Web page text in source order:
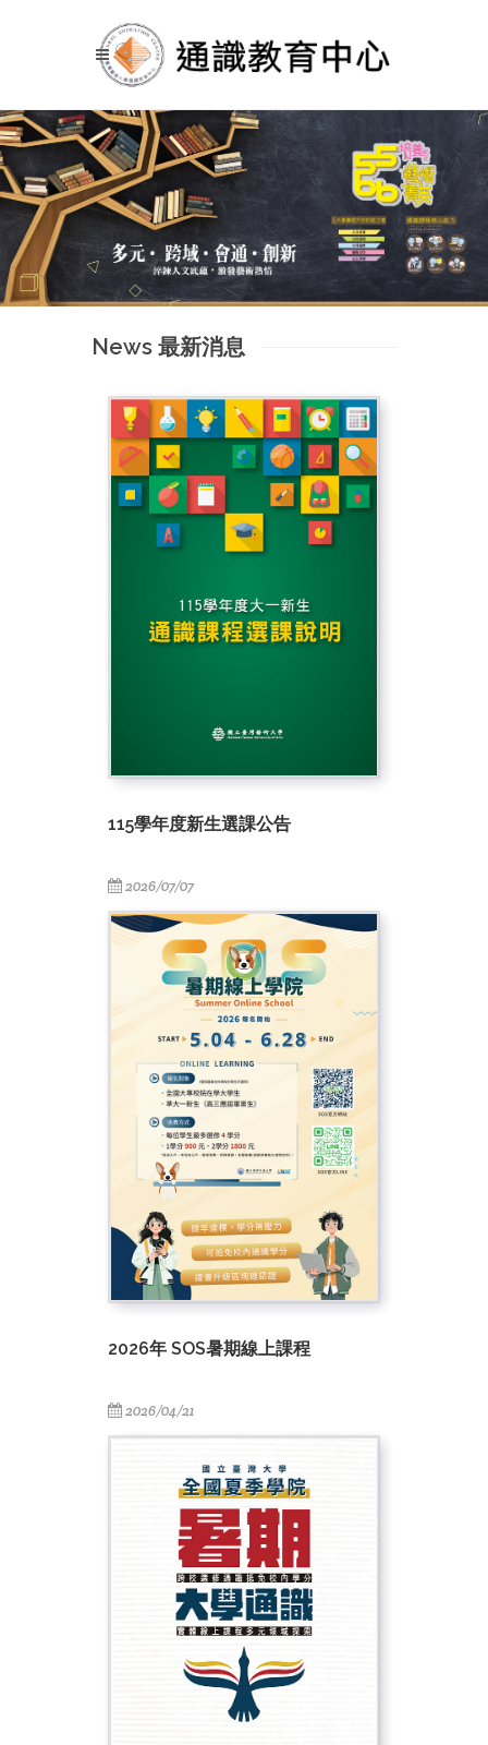
News 最新消息
115學年度新生選課公告
2026/07/07
2026年 SOS暑期線上課程
2026/04/21